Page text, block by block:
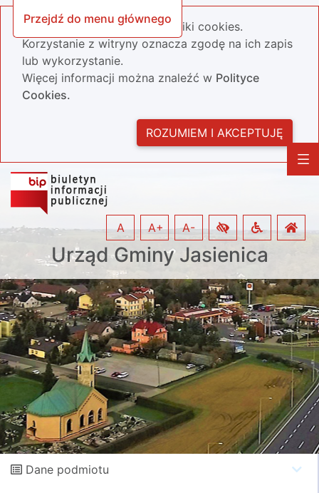
Przejdź do menu głównego
Nasza strona wykorzystuje pliki cookies.
Korzystanie z witryny oznacza zgodę na ich zapis
lub wykorzystanie.
Więcej informacji można znaleźć w Polityce
Cookies.
ROZUMIEM I AKCEPTUJĘ
Urząd Gminy Jasienica
A A+ A-
Dane podmiotu